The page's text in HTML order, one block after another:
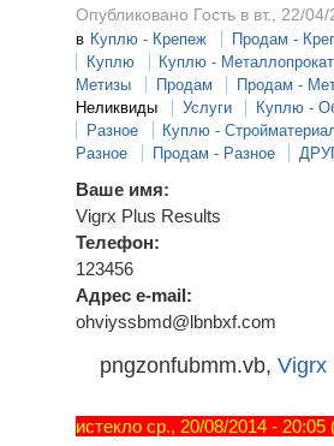
Опубликовано Гость в вт., 22/
в Куплю - Крепеж
Продам -
Куплю
Куплю - Металлопрокат
Метизы
Продам
Продам -
Неликвиды
Услуги
Куплю -
Разное
Куплю -
Разное
Продам - Разное
Ваше имя:
Vigrx Plus Results
Телефон:
123456
Адрес e-mail:
ohviyssbmd@lbnbxf.com
pngzonfubmm.vb, Vigrx
истекло ср., 20/08/2014 -